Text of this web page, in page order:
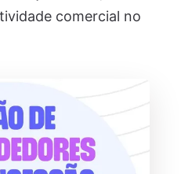
comercial no